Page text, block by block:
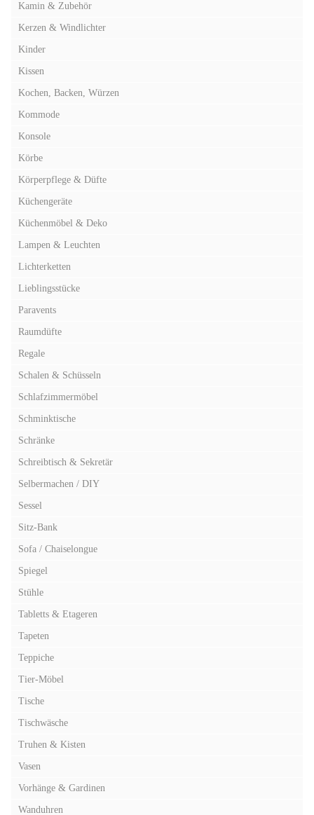
Kamin & Zubehör
Kerzen & Windlichter
Kinder
Kissen
Kochen, Backen, Würzen
Kommode
Konsole
Körbe
Körperpflege & Düfte
Küchengeräte
Küchenmöbel & Deko
Lampen & Leuchten
Lichterketten
Lieblingsstücke
Paravents
Raumdüfte
Regale
Schalen & Schüsseln
Schlafzimmermöbel
Schminktische
Schränke
Schreibtisch & Sekretär
Selbermachen / DIY
Sessel
Sitz-Bank
Sofa / Chaiselongue
Spiegel
Stühle
Tabletts & Etageren
Tapeten
Teppiche
Tier-Möbel
Tische
Tischwäsche
Truhen & Kisten
Vasen
Vorhänge & Gardinen
Wanduhren